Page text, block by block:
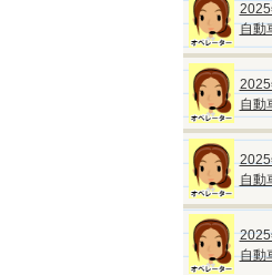
自動
自動
自動
自動